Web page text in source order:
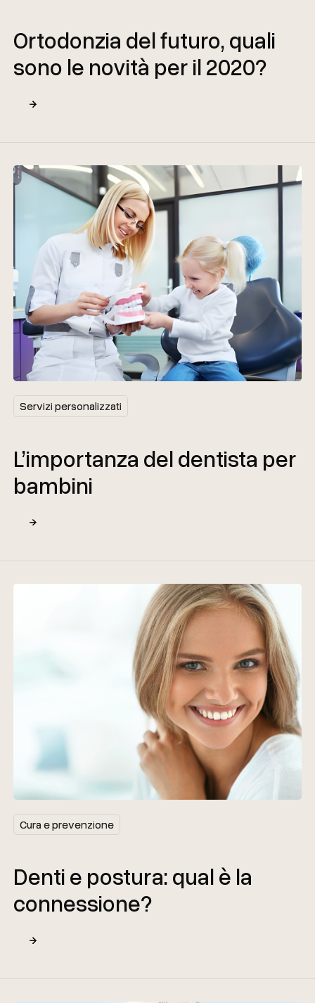
Ortodonzia del futuro, quali
sono le novità per il 2020?
Servizi personalizzati
Servizi personalizzati
L’importanza del dentista per
bambini
Cura e prevenzione
Cura e prevenzione
Denti e postura: qual è la
connessione?